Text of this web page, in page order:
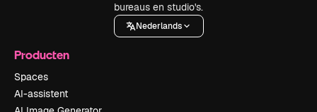
bureaus en studio's.
Nederlands
Producten
Spaces
AI-assistent